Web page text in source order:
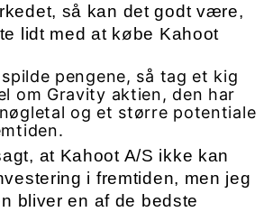
så kan det godt være,
lidt med at købe Kahoot
pengene, så tag et kig
om Gravity aktien, den har
og et større potentiale
at Kahoot A/S ikke kan
i fremtiden, men jeg
bliver en af de bedste